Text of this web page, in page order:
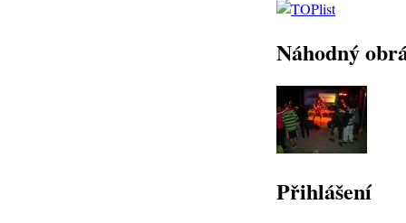
Náhodný
Přihlášení